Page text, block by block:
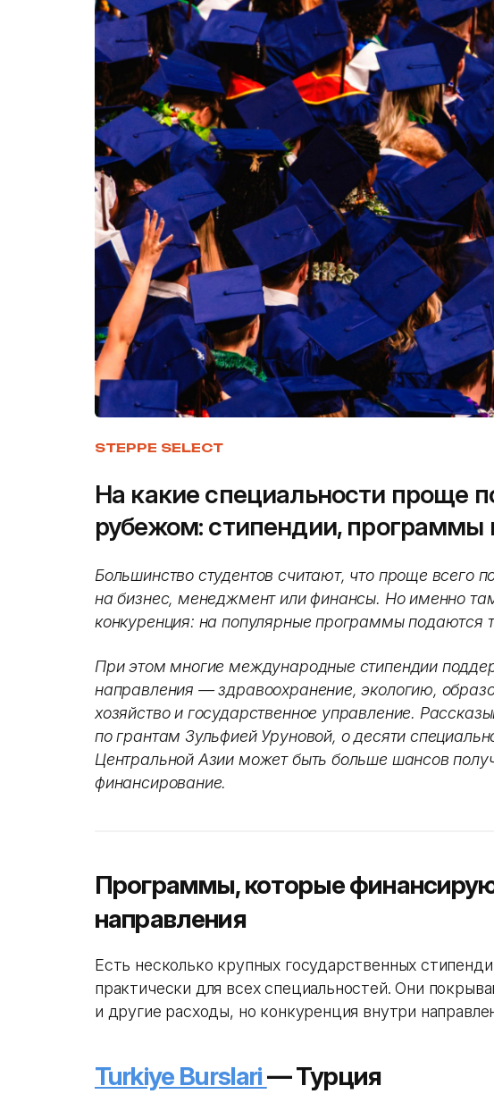
STEPPE SELECT
На какие специальности проще
рубежом: стипендии, программы
Большинство студентов считают, что проще всего
на бизнес, менеджмент или финансы. Но именно
конкуренция: на популярные программы подаются
При этом многие международные стипендии
направления — здравоохранение, экологию,
хозяйство и государственное управление.
по грантам Зульфией Уруновой, о десяти
Центральной Азии может быть больше шансов
финансирование.
Программы, которые
направления
Есть несколько крупных государственных
практически для всех специальностей. Они
и другие расходы, но конкуренция внутри
Turkiye Burslari— Турция